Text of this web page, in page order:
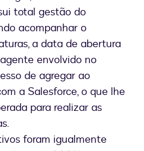
total gestão do
acompanhar o
a data de abertura
envolvido no
de agregar ao
a Salesforce, o que lhe
para realizar as
foram igualmente